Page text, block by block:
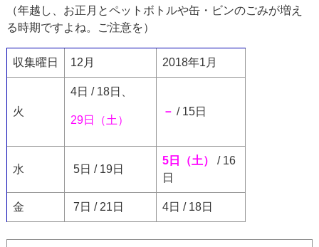
（年越し、お正月とペットボトルや缶・ビンのごみが増え
る時期ですよね。ご注意を）
収集曜日 12月 2018年1月
火
4日 / 18日、
29日（土）
－ / 15日
水 5日 / 19日
5日（土）
/ 16
日
金 7日 / 21日 4日 / 18日